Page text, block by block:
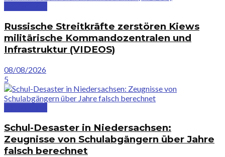
Russische Streitkräfte zerstören Kiews
militärische Kommandozentralen und
Infrastruktur (VIDEOS)
08/08/2026
5
Schul-Desaster in Niedersachsen:
Zeugnisse von Schulabgängern über Jahre
falsch berechnet